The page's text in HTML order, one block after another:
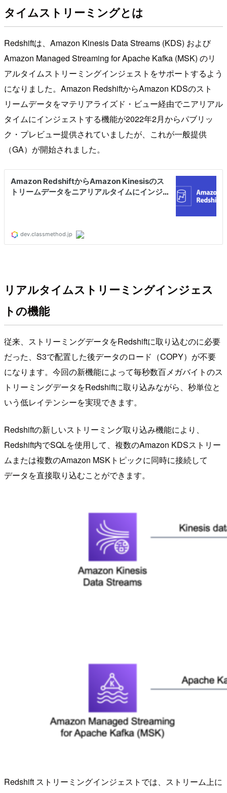
タイムストリーミングとは
Redshiftは、Amazon Kinesis Data Streams (KDS) および
Amazon Managed Streaming for Apache Kafka (MSK) のリ
アルタイムストリーミングインジェストをサポートするよう
になりました。Amazon RedshiftからAmazon KDSのスト
リームデータをマテリアライズド・ビュー経由でニアリアル
タイムにインジェストする機能が2022年2月からパブリッ
ク・プレビュー提供されていましたが、これが一般提供
（GA）が開始されました。
リアルタイムストリーミングインジェス
トの機能
従来、ストリーミングデータをRedshiftに取り込むのに必要
だった、S3で配置した後データのロード（COPY）が不要
になります。今回の新機能によって毎秒数百メガバイトのス
トリーミングデータをRedshiftに取り込みながら、秒単位と
いう低レイテンシーを実現できます。
Redshiftの新しいストリーミング取り込み機能により、
Redshift内でSQLを使用して、複数のAmazon KDSストリー
ムまたは複数のAmazon MSKトピックに同時に接続して
データを直接取り込むことができます。
Redshift ストリーミングインジェストでは、ストリーム上に